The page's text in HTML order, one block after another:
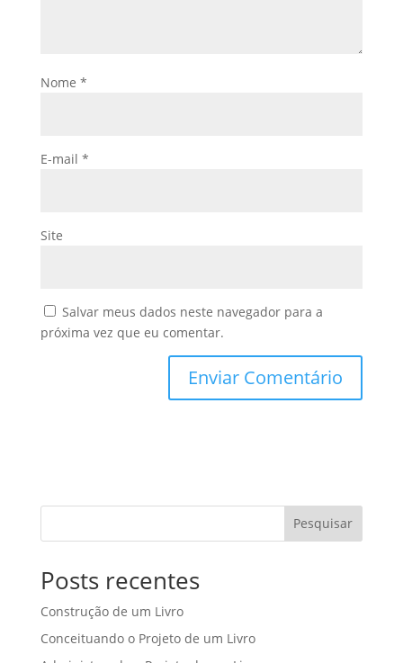
Nome *
E-mail *
Site
Salvar meus dados neste navegador para a
próxima vez que eu comentar.
Pesquisar
Posts recentes
Construção de um Livro
Conceituando o Projeto de um Livro